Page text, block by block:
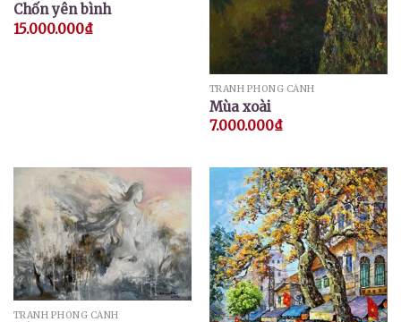
Chốn yên bình
15.000.000₫
TRANH PHONG CẢNH
Mùa xoài
7.000.000₫
TRANH PHONG CẢNH